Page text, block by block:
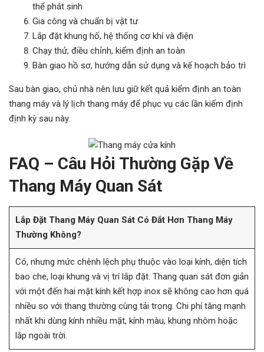
thể phát sinh
Gia công và chuẩn bị vật tư
Lắp đặt khung hố, hệ thống cơ khí và điện
Chạy thử, điều chỉnh, kiểm định an toàn
Bàn giao hồ sơ, hướng dẫn sử dụng và kế hoạch bảo trì
Sau bàn giao, chủ nhà nên lưu giữ kết quả kiểm định an toàn
thang máy và lý lịch thang máy để phục vụ các lần kiểm định
định kỳ sau này.
FAQ – Câu Hỏi Thường Gặp Về
Thang Máy Quan Sát
Lắp Đặt Thang Máy Quan Sát Có Đắt Hơn Thang Máy
Thường Không?
Có, nhưng mức chênh lệch phụ thuộc vào loại kính, diện tích
bao che, loại khung và vị trí lắp đặt. Thang quan sát đơn giản
với một đến hai mặt kính kết hợp inox sẽ không cao hơn quá
nhiều so với thang thường cùng tải trọng. Chi phí tăng mạnh
nhất khi dùng kính nhiều mặt, kính màu, khung nhôm hoặc
lắp ngoài trời.